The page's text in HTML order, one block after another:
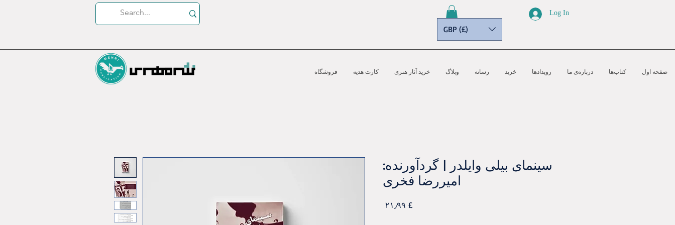
Log In
GBP (£)
صفحه اول کتاب‌ها درباره‌ی ما رویدادها خرید رسانه‌ وبلاگ خرید آثار هنری کارت هدیه فروشگاه
سینمای بیلی وایلدر | گردآورنده:
امیررضا فخری
£ ۲۱٫۹۹ Price